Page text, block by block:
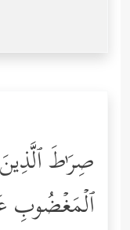
صِرَ ٰ⁠طَ
ٱلۡمَغۡضُوبِ